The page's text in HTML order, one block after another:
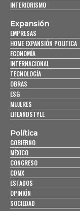
INTERIORISMO
Expansión
EMPRESAS
HOME EXPANSIÓN POLITICA
ECONOMÍA
INTERNACIONAL
TECNOLOGÍA
OBRAS
ESG
MUJERES
LIFEANDSTYLE
Política
GOBIERNO
MÉXICO
CONGRESO
CDMX
ESTADOS
OPINIÓN
SOCIEDAD